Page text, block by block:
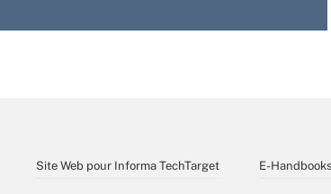
Site Web pour Informa TechTarget E-Handbooks